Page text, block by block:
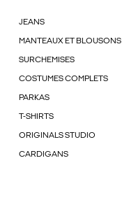
JEANS
MANTEAUX ET BLOUSONS
SURCHEMISES
COSTUMES COMPLETS
PARKAS
T-SHIRTS
ORIGINALS STUDIO
CARDIGANS